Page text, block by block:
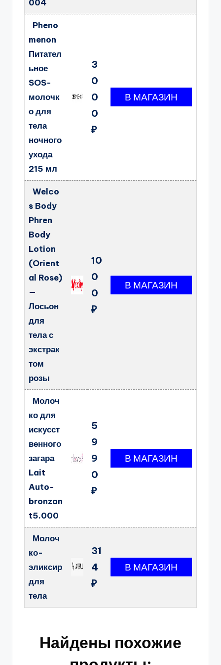
004
Pheno
menon
Питател
ьное
SOS-
молочк
о для
тела
ночного
ухода
215 мл
3
0
0
0
₽
Welco
s Body
Phren
Body
Lotion
(Orient
al Rose)
—
Лосьон
для
тела с
экстрак
том
розы
10
0
0
₽
Молоч
ко для
искусст
венного
загара
Lait
Auto-
bronzan
t5.000
5
9
9
0
₽
Молоч
ко-
эликсир
для
тела
31
4
₽
Найдены похожие